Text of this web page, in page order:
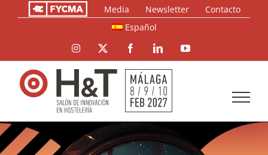
Media Newsletter
Contacto
Español
Instagram FacebookLinkedInYouTube